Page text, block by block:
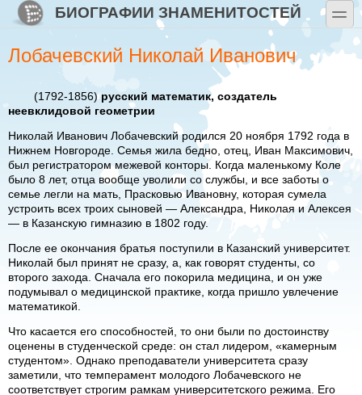
Перейти к основному содержанию
Skip to searchБИОГРАФИИ ЗНАМЕНИТОСТЕЙ toggle
Лобачевский Николай Иванович
(1792-1856)русский математик, создатель
неевклидовой геометрии
Николай Иванович Лобачевский родился 20 ноября 1792 года в
Нижнем Новгороде. Семья жила бедно, отец, Иван Максимович,
был регистратором межевой конторы. Когда маленькому Коле
было 8 лет, отца вообще уволили со службы, и все заботы о
семье легли на мать, Прасковью Ивановну, которая сумела
устроить всех троих сыновей — Александра, Николая и Алексея
— в Казанскую гимназию в 1802 году.
После ее окончания братья поступили в Казанский университет.
Николай был принят не сразу, а, как говорят студенты, со
второго захода. Сначала его покорила медицина, и он уже
подумывал о медицинской практике, когда пришло увлечение
математикой.
Что касается его способностей, то они были по достоинству
оценены в студенческой среде: он стал лидером, «камерным
студентом». Однако преподаватели университета сразу
заметили, что темперамент молодого Лобачевского не
соответствует строгим рамкам университетского режима. Его